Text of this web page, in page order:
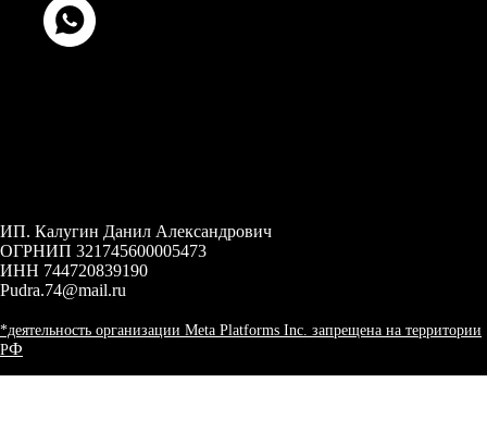
ИП. Калугин Данил Александрович
ОГРНИП 321745600005473
ИНН 744720839190
Pudra.74@mail.ru
*деятельность организации Meta Platforms Inc. запрещена на территории
РФ